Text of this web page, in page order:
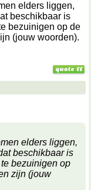
elders liggen,
beschikbaar is
bezuinigen op de
(jouw woorden).
elders liggen,
beschikbaar is
bezuinigen op
zijn (jouw